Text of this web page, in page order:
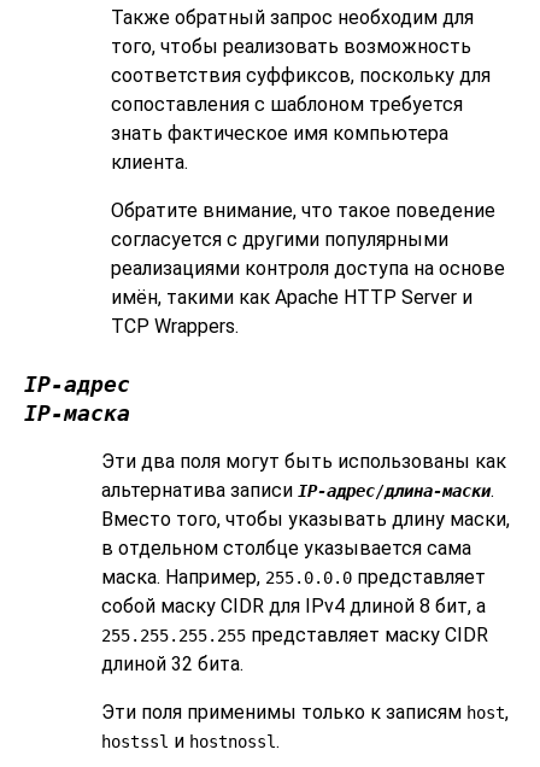
Также обратный запрос необходим для
того, чтобы реализовать возможность
соответствия суффиксов, поскольку для
сопоставления с шаблоном требуется
знать фактическое имя компьютера
клиента.
Обратите внимание, что такое поведение
согласуется с другими популярными
реализациями контроля доступа на основе
имён, такими как Apache HTTP Server и
TCP Wrappers.
IP-адрес
IP-маска
Эти два поля могут быть использованы как
альтернатива записи IP-адрес/длина-маски.
Вместо того, чтобы указывать длину маски,
в отдельном столбце указывается сама
маска. Например, 255.0.0.0 представляет
собой маску CIDR для IPv4 длиной 8 бит, а
255.255.255.255 представляет маску CIDR
длиной 32 бита.
Эти поля применимы только к записям host,
hostssl и hostnossl.